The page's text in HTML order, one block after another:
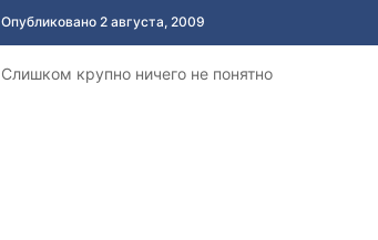
Опубликовано 2 августа, 2009
Слишком крупно ничего не понятно